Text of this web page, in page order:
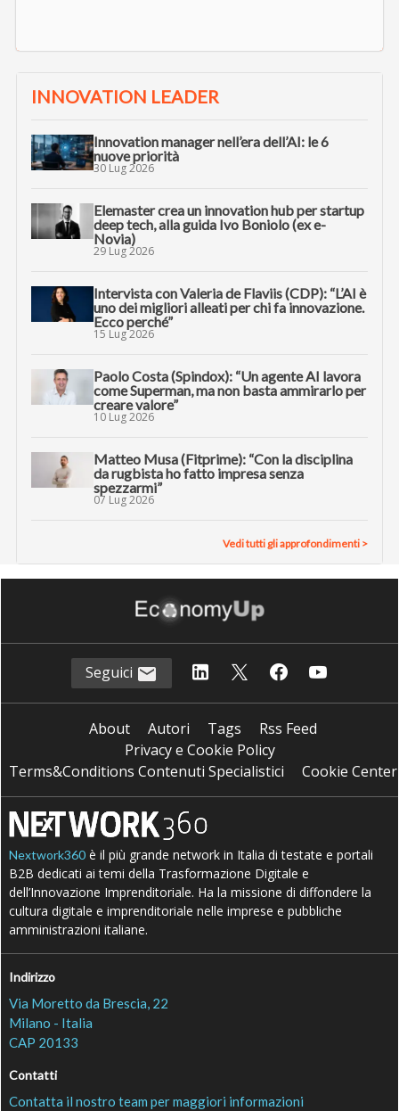
INNOVATION LEADER
Innovation manager nell’era dell’AI: le 6
nuove priorità
30 Lug 2026
Elemaster crea un innovation hub per startup
deep tech, alla guida Ivo Boniolo (ex e-
Novia)
29 Lug 2026
Intervista con Valeria de Flaviis (CDP): “L’AI è
uno dei migliori alleati per chi fa innovazione.
Ecco perché”
15 Lug 2026
Paolo Costa (Spindox): “Un agente AI lavora
come Superman, ma non basta ammirarlo per
creare valore”
10 Lug 2026
Matteo Musa (Fitprime): “Con la disciplina
da rugbista ho fatto impresa senza
spezzarmi”
07 Lug 2026
Vedi tutti gli approfondimenti >
Seguici
About Autori Tags
Rss Feed
Privacy e Cookie Policy
Terms&Conditions Contenuti Specialistici
Cookie Center
Nextwork360 è il più grande network in Italia di testate e portali
B2B dedicati ai temi della Trasformazione Digitale e
dell’Innovazione Imprenditoriale. Ha la missione di diffondere la
cultura digitale e imprenditoriale nelle imprese e pubbliche
amministrazioni italiane.
Indirizzo
Via Moretto da Brescia, 22
Milano - Italia
CAP 20133
Contatti
Contatta il nostro team per maggiori informazioni